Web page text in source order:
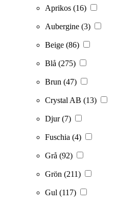
Aprikos (16)
Aubergine (3)
Beige (86)
Blå (275)
Brun (47)
Crystal AB (13)
Djur(7)
Fuschia (4)
Grå (92)
Grön (211)
Gul (117)